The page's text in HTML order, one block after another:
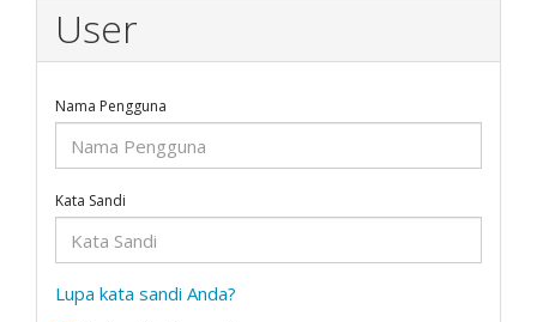
User
Nama Pengguna
Kata Sandi
Lupa kata sandi Anda?